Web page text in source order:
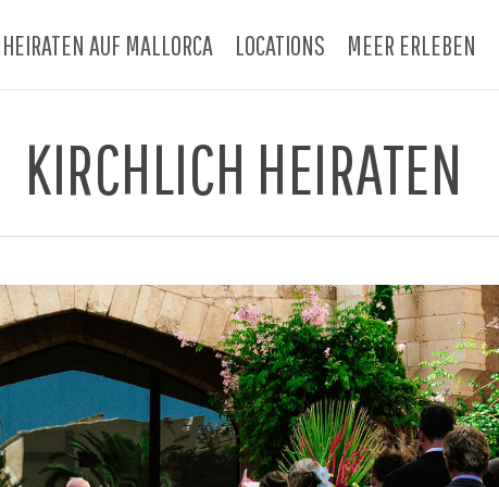
HEIRATEN AUF MALLORCA LOCATIONS MEER ERLEBEN
KIRCHLICH HEIRATEN